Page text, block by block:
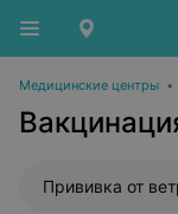
Медицинские центры •
Прививка от